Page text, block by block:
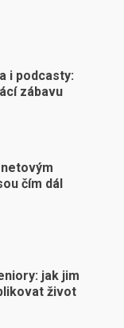
i podcasty:
zábavu
čím dál
jak jim
život